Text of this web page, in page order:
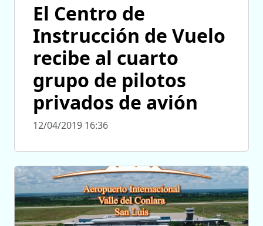
El Centro de
Instrucción de Vuelo
recibe al cuarto
grupo de pilotos
privados de avión
12/04/2019 16:36